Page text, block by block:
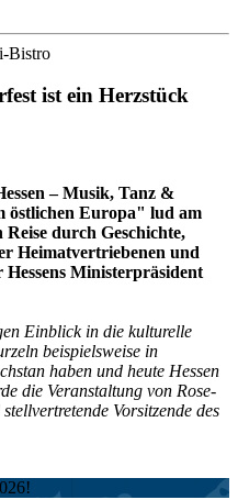
Bistro
ist ein Herzstück
– Musik, Tanz &
östlichen Europa" lud am
durch Geschichte,
Heimatvertriebenen und
Ministerpräsident
Einblick in die kulturelle
beispielsweise in
haben und heute Hessen
die Veranstaltung von Rose-
Vorsitzende des